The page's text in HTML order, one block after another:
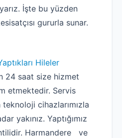
İşte bu yüzden
gururla sunar.
Hileler
24 saat size hizmet
etmektedir. Servis
teknoloji cihazlarımızla
yakınız. Yaptığımız
Harmandere ve